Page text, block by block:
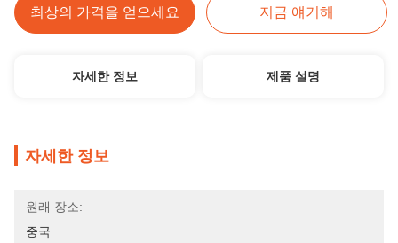
최상의 가격을 얻으세요 지금 얘기해
자세한 정보 제품 설명
자세한 정보
원래 장소:
중국